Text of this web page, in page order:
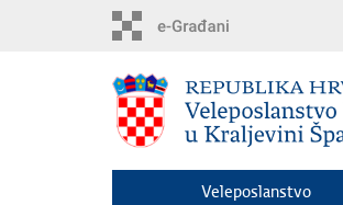
Veleposlanstvo